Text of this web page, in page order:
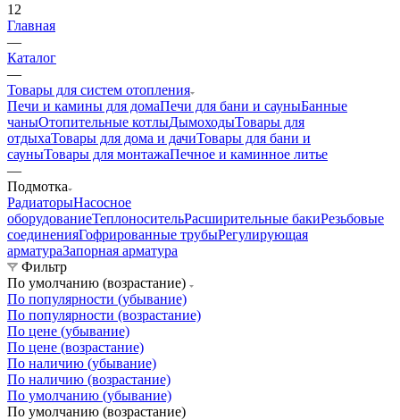
12
Главная
—
Каталог
—
Товары для систем отопления
Печи и камины для домаПечи для бани и сауныБанные
чаныОтопительные котлыДымоходыТовары для
отдыхаТовары для дома и дачиТовары для бани и
сауныТовары для монтажаПечное и каминное литье
—
Подмотка
РадиаторыНасосное
оборудованиеТеплоносительРасширительные бакиРезьбовые
соединенияГофрированные трубыРегулирующая
арматураЗапорная арматура
Фильтр
По умолчанию (возрастание)
По популярности (убывание)
По популярности (возрастание)
По цене (убывание)
По цене (возрастание)
По наличию (убывание)
По наличию (возрастание)
По умолчанию (убывание)
По умолчанию (возрастание)